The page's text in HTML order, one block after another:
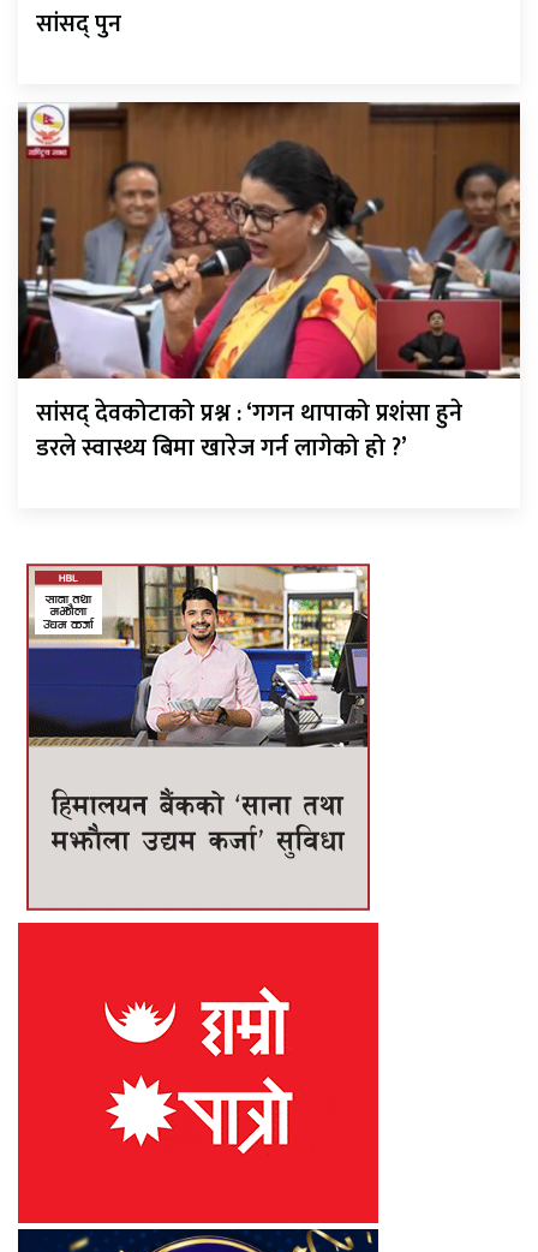
सांसद् पुन
सांसद् देवकोटाको प्रश्न : ‘गगन थापाको प्रशंसा हुने
डरले स्वास्थ्य बिमा खारेज गर्न लागेको हो ?’